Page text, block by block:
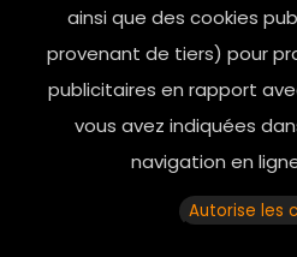
ainsi que des cookies
provenant de tiers) pour
publicitaires en rapport
vous avez indiquées
navigation en
Autorise les
Horaires d’ouverture: 11h -